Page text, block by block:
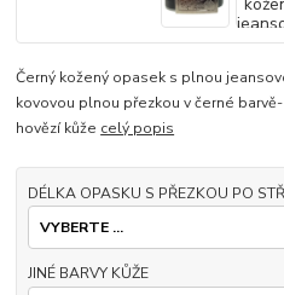
Černý kožený opasek s plnou
kovovou plnou přezkou v černé
hovězí kůže celý popis
DÉLKA OPASKU S PŘEZKOU PO
JINÉ BARVY KŮŽE